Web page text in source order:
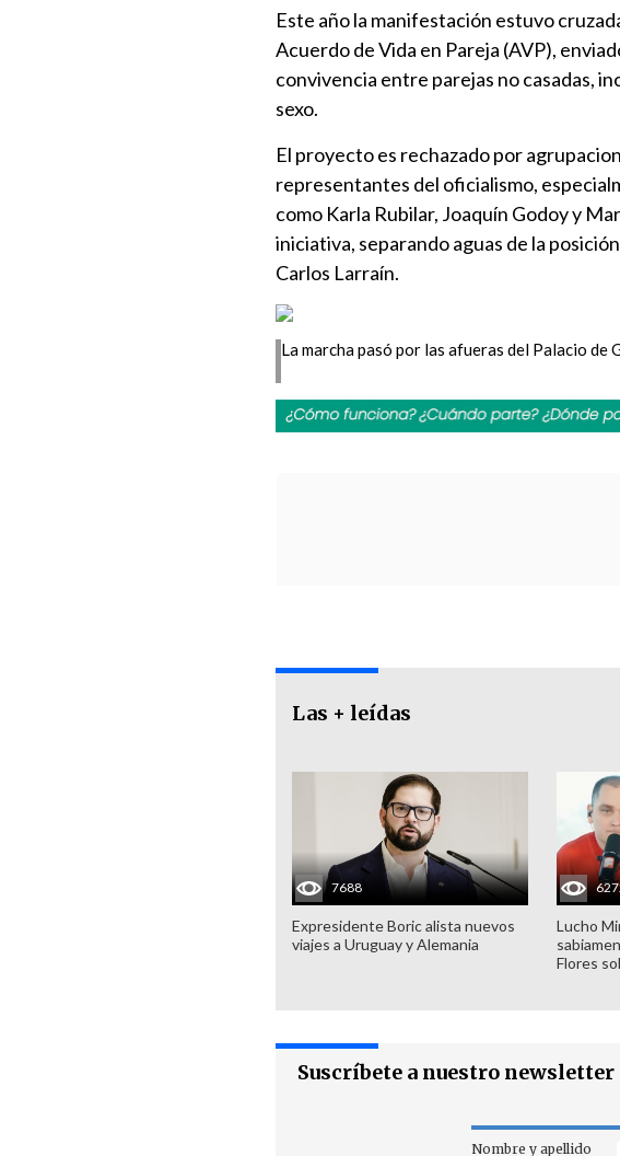
Este año la manifestación estuvo
Acuerdo de Vida en Pareja (AVP),
convivencia entre parejas no casadas,
sexo.
El proyecto es rechazado por
representantes del oficialismo,
como Karla Rubilar, Joaquín Godoy y
iniciativa, separando aguas de la
Carlos Larraín.
La marcha pasó por las afueras del Palacio
Las + leídas
7688
Expresidente Boric alista nuevos
viajes a Uruguay y Alemania
Lucho
Flores
Suscríbete a nuestro newsletter
Nombre y apellido